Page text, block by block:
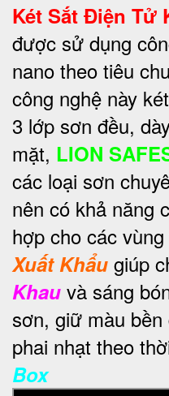
Két Sắt Điện Tử
được sử dụng
nano theo tiêu
công nghệ này
3 lớp sơn đều,
mặt, LION
các loại sơn
nên có khả năng
hợp cho các
Xuất Khẩu giúp
Khau và sáng
sơn, giữ màu
phai nhạt theo
Box